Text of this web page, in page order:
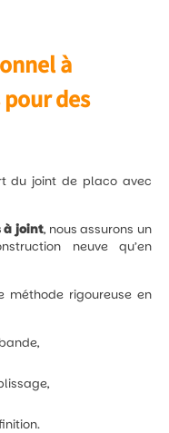
à
des
du joint de placo avec
à joint, nous assurons un
neuve qu’en
méthode rigoureuse en